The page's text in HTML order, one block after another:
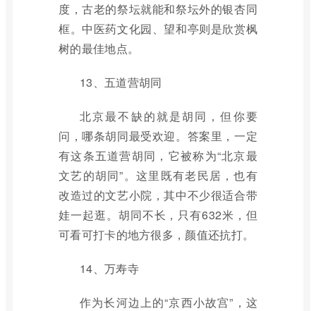
度，古老的祭坛就能和祭坛外的银杏同
框。中医药文化园、望和亭则是欣赏枫
树的最佳地点。
13、五道营胡同
北京最不缺的就是胡同，但你要
问，哪条胡同最受欢迎。答案里，一定
有这条五道营胡同，它被称为“北京最
文艺的胡同”。这里既有老民居，也有
改造过的文艺小院，其中不少很适合带
娃一起逛。胡同不长，只有632米，但
可看可打卡的地方很多，颜值还抗打。
14、万寿寺
作为长河边上的“京西小故宫”，这